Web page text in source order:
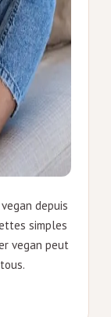
depuis
simples
vegan peut